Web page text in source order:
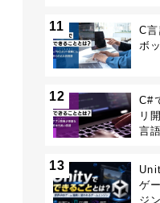
11
C
ボ
12
C#
リ
言語
13
ゲ
ジン